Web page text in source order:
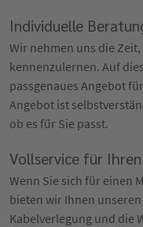
Individuelle
Wir nehmen uns die
kennenzulernen. Auf
passgenaues Angebot
Angebot ist
ob es für Sie passt.
Vollservice für
Wenn Sie sich für einen
bieten wir Ihnen
Kabelverlegung und die